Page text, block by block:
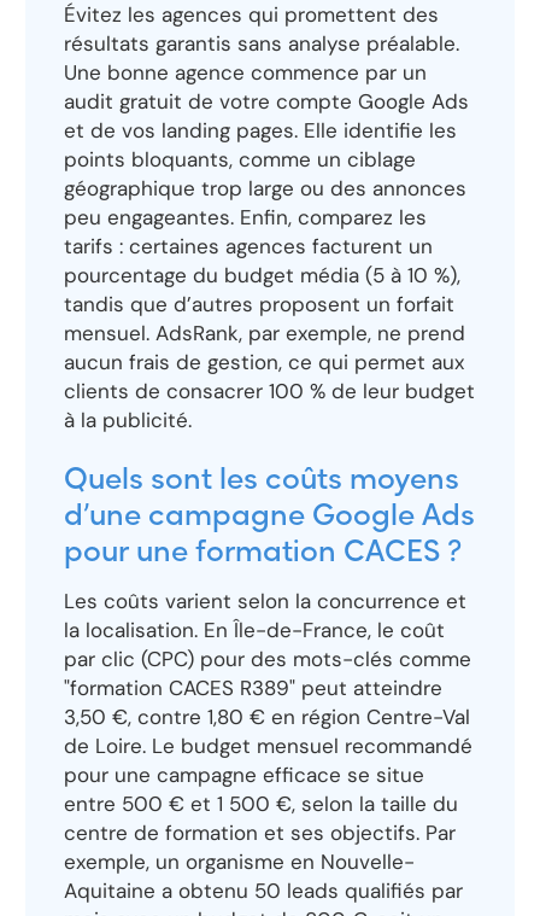
Évitez les agences qui promettent des
résultats garantis sans analyse préalable.
Une bonne agence commence par un
audit gratuit de votre compte Google Ads
et de vos landing pages. Elle identifie les
points bloquants, comme un ciblage
géographique trop large ou des annonces
peu engageantes. Enfin, comparez les
tarifs : certaines agences facturent un
pourcentage du budget média (5 à 10 %),
tandis que d’autres proposent un forfait
mensuel. AdsRank, par exemple, ne prend
aucun frais de gestion, ce qui permet aux
clients de consacrer 100 % de leur budget
à la publicité.
Quels sont les coûts moyens
d’une campagne Google Ads
pour une formation CACES ?
Les coûts varient selon la concurrence et
la localisation. En Île-de-France, le coût
par clic (CPC) pour des mots-clés comme
"formation CACES R389" peut atteindre
3,50 €, contre 1,80 € en région Centre-Val
de Loire. Le budget mensuel recommandé
pour une campagne efficace se situe
entre 500 € et 1 500 €, selon la taille du
centre de formation et ses objectifs. Par
exemple, un organisme en Nouvelle-
Aquitaine a obtenu 50 leads qualifiés par